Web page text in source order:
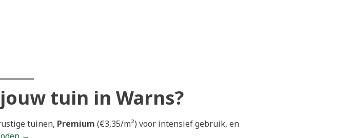
tuin in Warns?
tuinen, Premium (€3,35/m²) voor intensief gebruik, en